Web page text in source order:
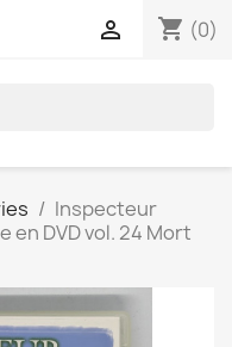
shopping_cart (0)

Inspecteur
en DVD vol. 24 Mort